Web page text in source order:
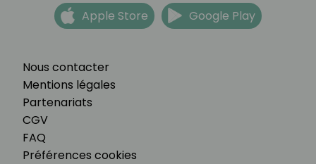
Nous contacter
Mentions légales
Partenariats
CGV
FAQ
Préférences cookies
Apple Store Google Play